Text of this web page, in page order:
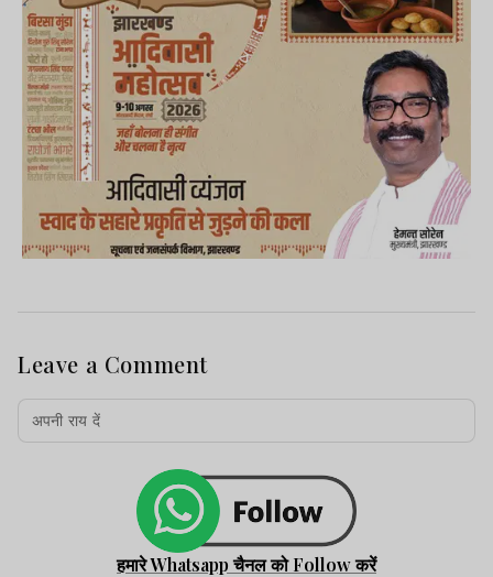
Leave a Comment
हमारे Whatsapp चैनल को Follow करें